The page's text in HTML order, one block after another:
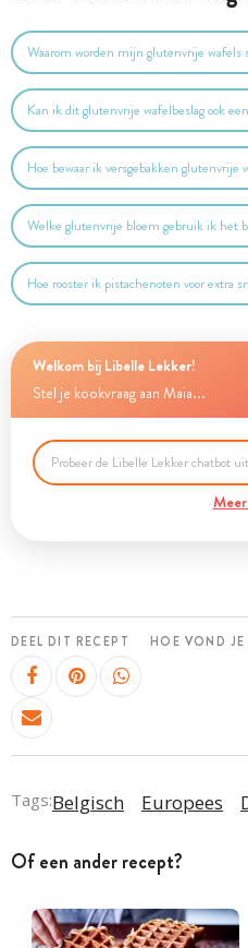
Waarom worden mijn glutenvrije wafels
Kan ik dit glutenvrije wafelbeslag ook
Hoe bewaar ik versgebakken glutenvrije
Welke glutenvrije bloem gebruik ik het
Hoe rooster ik pistachenoten voor extra
Welkom bij Libelle Lekker!
Stel je kookvraag aan Maia...
DEEL DIT RECEPT HOE VOND JE
Tags:Belgisch Europees
Of een ander recept?